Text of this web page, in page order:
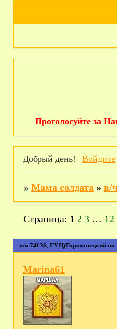
Проголосуйте за
Добрый день! Войдите
» Мама солдата » в/
в/ч 74036, ГУЦ(Гороховецкий
Страница: 1 2 3 … 12
Marina61